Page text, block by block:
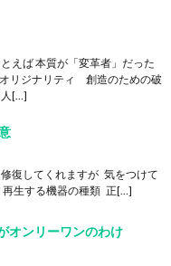
えば 本質が「変革者」だった
リジナリティ 創造のための破
[…]
復してくれますが 気をつけて
生する機器の種類 正[…]
オンリーワンのわけ